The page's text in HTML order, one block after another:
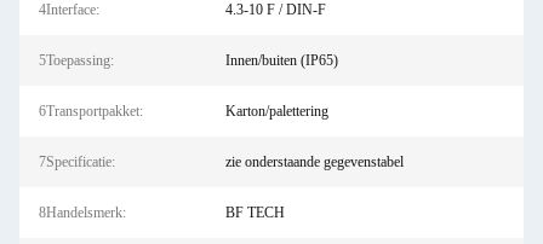
4Interface: 4.3-10 F / DIN-F
5Toepassing: Innen/buiten (IP65)
6Transportpakket: Karton/palettering
7Specificatie: zie onderstaande gegevenstabel
8Handelsmerk: BF TECH